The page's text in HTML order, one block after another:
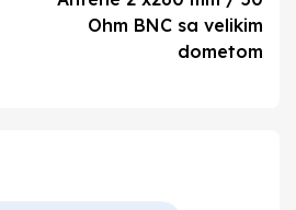
Ohm BNC sa velikim
dometom